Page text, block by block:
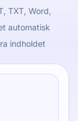
TXT, Word,
automatisk
indholdet